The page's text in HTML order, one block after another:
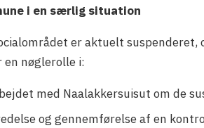
i en særlig situation
er aktuelt
nøglerolle i:
med Naalakkersuisut om de
og gennemførelse af en